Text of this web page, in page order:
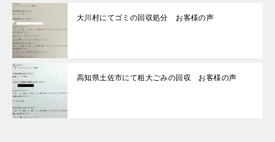
大川村にてゴミの回収処分 お客様の声
高知県土佐市にて粗大ごみの回収 お客様の声